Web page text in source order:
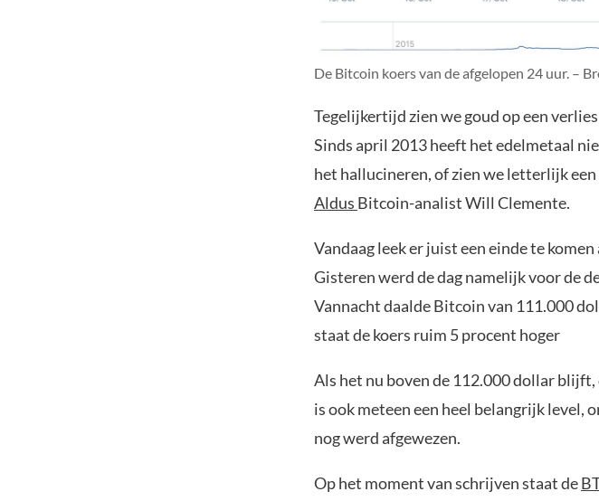
De Bitcoin koers van de afgelopen 24 uur. –
Tegelijkertijd zien we goud op een
Sinds april 2013 heeft het edelmetaal
het hallucineren, of zien we letterlijk een
Aldus Bitcoin-analist Will Clemente.
Vandaag leek er juist een einde te
Gisteren werd de dag namelijk voor de
Vannacht daalde Bitcoin van 111.000
staat de koers ruim 5 procent hoger
Als het nu boven de 112.000 dollar
is ook meteen een heel belangrijk level,
nog werd afgewezen.
Op het moment van schrijven staat de